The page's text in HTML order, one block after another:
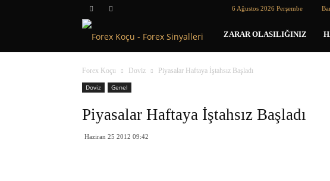
6 Ağustos 2026 Perşembe
Forex
Koçu
ZARAR OLASILIĞINIZ
Forex Koçu Doviz
Piyasalar Haftaya İştahsız Başladı
Doviz
Genel
Piyasalar Haftaya İştahsız Başladı
Haziran 25 2012 09:42